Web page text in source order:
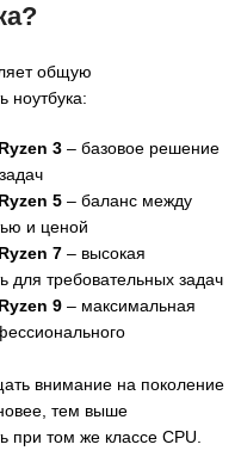
общую
ноутбука:
3 – базовое решение
5 – баланс между
и ценой
7 – высокая
для требовательных задач
9 – максимальная
внимание на поколение
тем выше
при том же классе CPU.